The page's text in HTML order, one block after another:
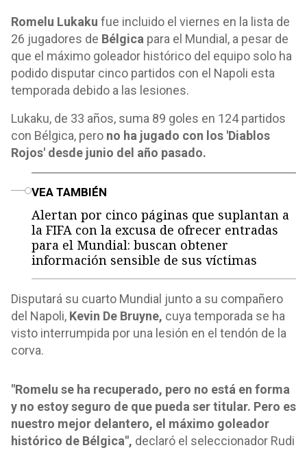
Romelu Lukaku fue incluido el viernes en la lista de
26 jugadores de Bélgica para el Mundial, a pesar de
que el máximo goleador histórico del equipo solo ha
podido disputar cinco partidos con el Napoli esta
temporada debido a las lesiones.
Lukaku, de 33 años, suma 89 goles en 124 partidos
con Bélgica, pero no ha jugado con los 'Diablos
Rojos' desde junio del año pasado.
VEA TAMBIÉN
Alertan por cinco páginas que suplantan a
la FIFA con la excusa de ofrecer entradas
para el Mundial: buscan obtener
información sensible de sus víctimas
Disputará su cuarto Mundial junto a su compañero
del Napoli, Kevin De Bruyne, cuya temporada se ha
visto interrumpida por una lesión en el tendón de la
corva.
"Romelu se ha recuperado, pero no está en forma
y no estoy seguro de que pueda ser titular. Pero es
nuestro mejor delantero, el máximo goleador
histórico de Bélgica", declaró el seleccionador Rudi